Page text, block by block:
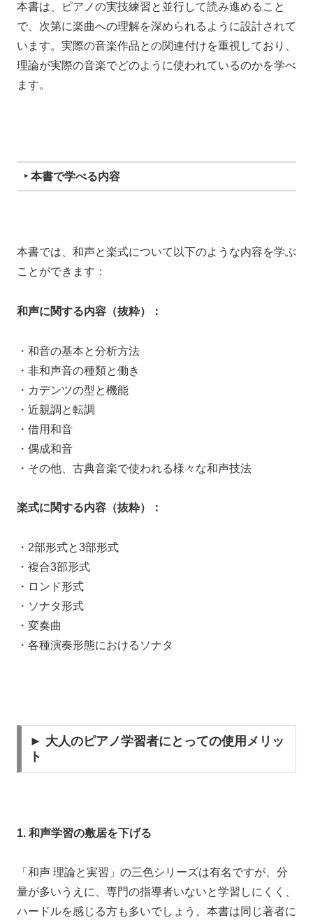
本書は、ピアノの実技練習と並行して読み進めること
で、次第に楽曲への理解を深められるように設計されて
います。実際の音楽作品との関連付けを重視しており、
理論が実際の音楽でどのように使われているのかを学べ
ます。
‣ 本書で学べる内容
本書では、和声と楽式について以下のような内容を学ぶ
ことができます：
和声に関する内容（抜粋）：
・和音の基本と分析方法
・非和声音の種類と働き
・カデンツの型と機能
・近親調と転調
・借用和音
・偶成和音
・その他、古典音楽で使われる様々な和声技法
楽式に関する内容（抜粋）：
・2部形式と3部形式
・複合3部形式
・ロンド形式
・ソナタ形式
・変奏曲
・各種演奏形態におけるソナタ
► 大人のピアノ学習者にとっての使用メリッ
ト
1. 和声学習の敷居を下げる
「和声 理論と実習」の三色シリーズは有名ですが、分
量が多いうえに、専門の指導者いないと学習しにくく、
ハードルを感じる方も多いでしょう。本書は同じ著者に